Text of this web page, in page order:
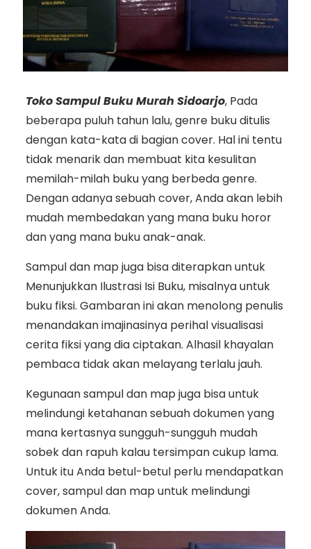
Toko Sampul Buku Murah Sidoarjo, Pada
beberapa puluh tahun lalu, genre buku ditulis
dengan kata-kata di bagian cover. Hal ini tentu
tidak menarik dan membuat kita kesulitan
memilah-milah buku yang berbeda genre.
Dengan adanya sebuah cover, Anda akan lebih
mudah membedakan yang mana buku horor
dan yang mana buku anak-anak.
Sampul dan map juga bisa diterapkan untuk
Menunjukkan Ilustrasi Isi Buku, misalnya untuk
buku fiksi. Gambaran ini akan menolong penulis
menandakan imajinasinya perihal visualisasi
cerita fiksi yang dia ciptakan. Alhasil khayalan
pembaca tidak akan melayang terlalu jauh.
Kegunaan sampul dan map juga bisa untuk
melindungi ketahanan sebuah dokumen yang
mana kertasnya sungguh-sungguh mudah
sobek dan rapuh kalau tersimpan cukup lama.
Untuk itu Anda betul-betul perlu mendapatkan
cover, sampul dan map untuk melindungi
dokumen Anda.